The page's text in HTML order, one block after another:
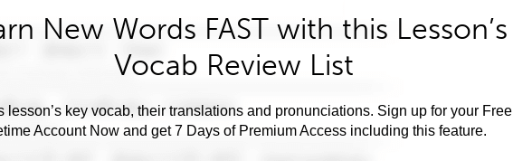
New Words FAST with this Lesson’s
Vocab Review List
lesson’s key vocab, their translations and pronunciations. Sign up for your Free
Account Now and get 7 Days of Premium Access including this feature.